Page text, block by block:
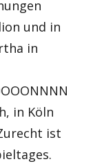
und in
in
in Köln
ist